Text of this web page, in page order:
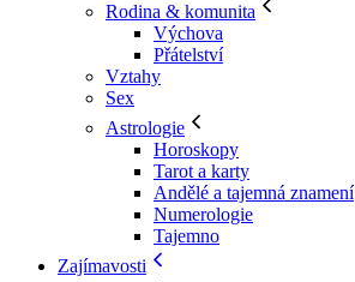
Rodina & komunita
Výchova
Přátelství
Vztahy
Sex
Astrologie
Horoskopy
Tarot a karty
Andělé a tajemná znamení
Numerologie
Tajemno
Zajímavosti